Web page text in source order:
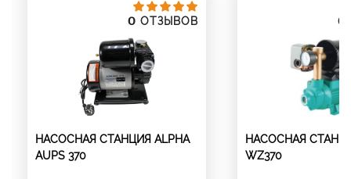
0 ОТЗЫВОВ
НАСОСНАЯ СТАНЦИЯ ALPHA
AUPS 370
0
НАСОСНАЯ
WZ370